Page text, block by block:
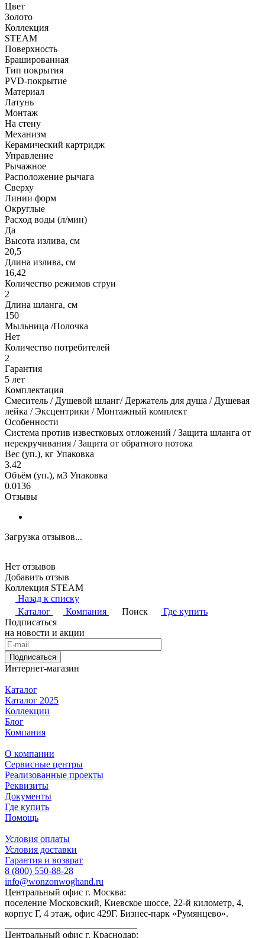
Цвет
Золото
Коллекция
STEAM
Поверхность
Брашированная
Тип покрытия
PVD-покрытие
Материал
Латунь
Монтаж
На стену
Механизм
Керамический картридж
Управление
Рычажное
Расположение рычага
Сверху
Линии форм
Округлые
Расход воды (л/мин)
Да
Высота излива, см
20,5
Длина излива, см
16,42
Количество режимов струи
2
Длина шланга, см
150
Мыльница /Полочка
Нет
Количество потребителей
2
Гарантия
5 лет
Комплектация
Смеситель / Душевой шланг/ Держатель для душа / Душевая
лейка / Эксцентрики / Монтажный комплект
Особенности
Система против известковых отложений / Защита шланга от
перекручивания / Защита от обратного потока
Вес (уп.), кг Упаковка
3.42
Объём (уп.), м3 Упаковка
0.0136
Отзывы
Загрузка отзывов...
Нет отзывов
Добавить отзыв
Коллекция STEAM
Назад к списку
Каталог
Компания Поиск
Где купить
Подписаться
на новости и акции
Подписаться
Интернет-магазин
Каталог
Каталог 2025
Коллекции
Блог
Компания
О компании
Сервисные центры
Реализованные проекты
Реквизиты
Документы
Где купить
Помощь
Условия оплаты
Условия доставки
Гарантия и возврат
8 (800) 550-88-28
info@wonzonwoghand.ru
Центральный офис г. Москва:
поселение Московский, Киевское шоссе, 22-й километр, 4,
корпус Г, 4 этаж, офис 429Г. Бизнес-парк «Румянцево».
Центральный офис г. Краснодар: